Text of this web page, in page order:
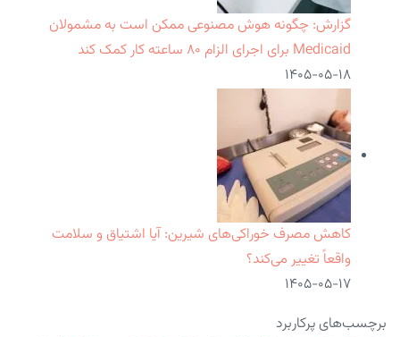
گزارش: چگونه هوش مصنوعی ممکن است به مشمولان
Medicaid برای اجرای الزام ۸۰ ساعته کار کمک کند
۱۴۰۵-۰۵-۱۸
کاهش مصرف خوراکی‌های شیرین: آیا اشتیاق و سلامت
واقعاً تغییر می‌کند؟
۱۴۰۵-۰۵-۱۷
برچسب‌های پرکاربرد